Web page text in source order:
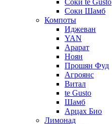
Соки te Gusto
Соки Шамб
Компоты
Иджеван
YAN
Арарат
Ноян
Прошян Фуд
Агроянс
Витал
te Gusto
Шамб
Арцах Био
Лимонад